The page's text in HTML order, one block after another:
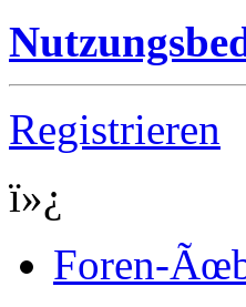
Registrieren
ï»¿
Foren-